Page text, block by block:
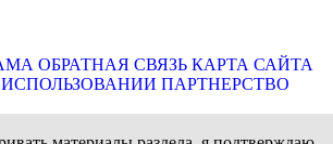
ОБРАТНАЯ СВЯЗЬ КАРТА САЙТА
ПАРТНЕРСТВО